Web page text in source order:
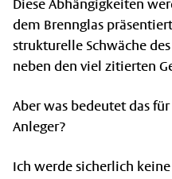
Diese Abhängigkeiten
dem Brennglas
strukturelle Schwäche
neben den viel zitierten
Aber was bedeutet das
Anleger?
Ich werde sicherlich